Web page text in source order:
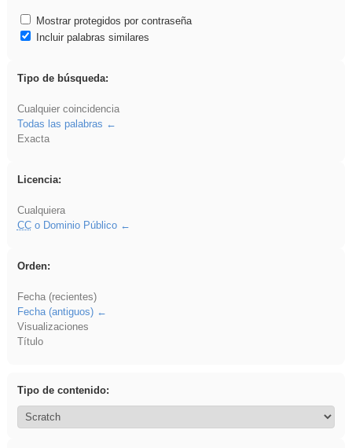
Mostrar protegidos por contraseña
Incluir palabras similares
Tipo de búsqueda:
Cualquier coincidencia
Todas las palabras
Exacta
Licencia:
Cualquiera
CCo Dominio Público
Orden:
Fecha (recientes)
Fecha (antiguos)
Visualizaciones
Título
Tipo de contenido: